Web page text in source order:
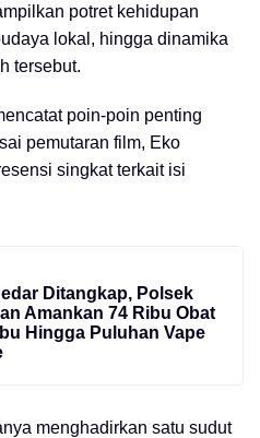
potret kehidupan
lokal, hingga dinamika
tersebut.
poin-poin penting
pemutaran film, Eko
singkat terkait isi
Ditangkap, Polsek
Amankan 74 Ribu Obat
Hingga Puluhan Vape
menghadirkan satu sudut